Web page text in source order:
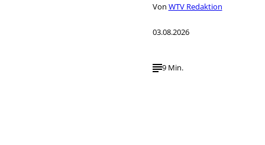
Von WTV Redaktion
03.08.2026
9 Min.